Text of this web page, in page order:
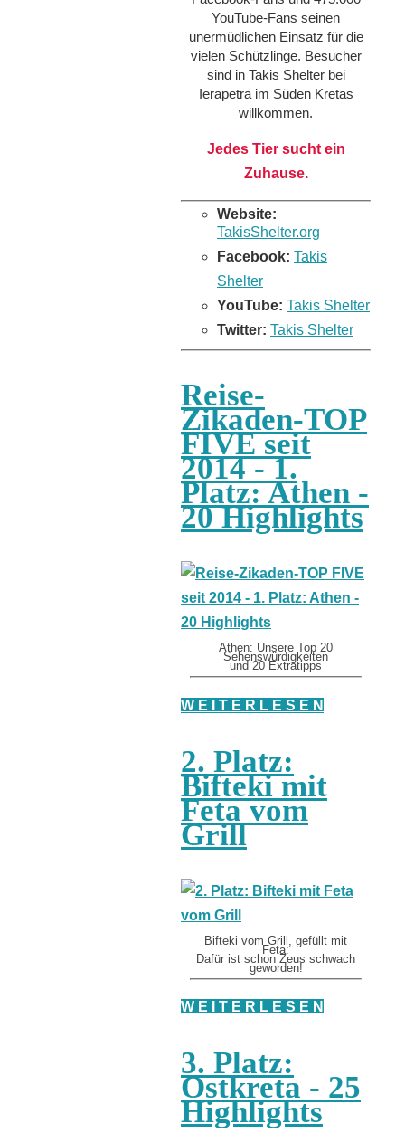
YouTube-Fans seinen
unermüdlichen Einsatz für die
vielen Schützlinge. Besucher
sind in Takis Shelter bei
Ierapetra im Süden Kretas
willkommen.
Jedes Tier sucht ein
Zuhause.
Website:
TakisShelter.org
Facebook: Takis
Shelter
YouTube: Takis Shelter
Twitter: Takis Shelter
Reise-
Zikaden-TOP
FIVE seit
2014 - 1.
Platz: Athen -
20 Highlights
Athen: Unsere Top 20
Sehenswürdigkeiten
und 20 Extratipps
W E I T E R L E S E N
2. Platz:
Bifteki mit
Feta vom
Grill
Bifteki vom Grill, gefüllt mit
Feta:
Dafür ist schon Zeus schwach
geworden!
W E I T E R L E S E N
3. Platz:
Ostkreta - 25
Highlights